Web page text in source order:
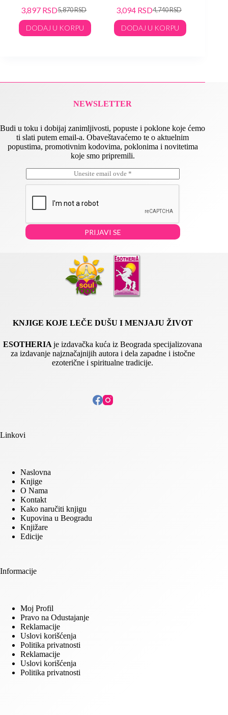
5,870RSD
3,897 RSD
DODAJ U KORPU
4,740RSD
3,094 RSD
DODAJ U KORPU
NEWSLETTER
Budi u toku i dobijaj zanimljivosti, popuste i poklone koje ćemo
ti slati putem email-a. Obaveštavaćemo te o aktuelnim
popustima, promotivnim kodovima, poklonima i novitetima
koje smo pripremili.
m
m
m
PRIJAVI SE
KNJIGE KOJE LEČE DUŠU I MENJAJU ŽIVOT
ESOTHERIAje izdavačka kuća iz Beograda specijalizovana
za izdavanje najznačajnijih autora i dela zapadne i istočne
ezoterične i spiritualne tradicije.
Linkovi
Naslovna
Knjige
O Nama
Kontakt
Kako naručiti knjigu
Kupovina u Beogradu
Knjižare
Edicije
Informacije
Moj Profil
Pravo na Odustajanje
Reklamacije
Uslovi korišćenja
Politika privatnosti
Reklamacije
Uslovi korišćenja
Politika privatnosti